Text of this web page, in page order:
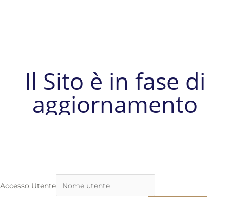
Il Sito è in fase di
aggiornamento
Accesso Utente